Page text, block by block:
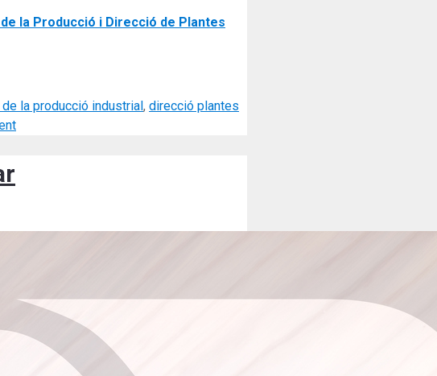
la Producció i Direcció de Plantes
la producció industrial, direcció plantes